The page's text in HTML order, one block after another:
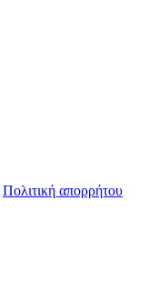
Πολιτική απορρήτου